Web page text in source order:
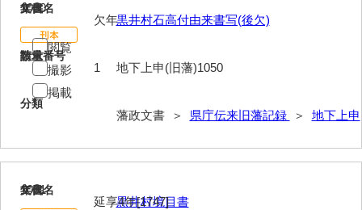
1050
文書名
黒井村石高付由来書写(後欠)
請求番号
地下上申(旧藩)1050
分類
藩政文書 ＞ 県庁伝来旧藩記録 ＞ 地下上申
年代
欠年
数量
1
閲覧
撮影
掲載
1051
文書名
黒井村境目書
年代
延享4年[1747]